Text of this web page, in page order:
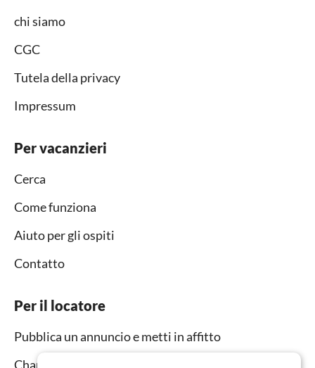
chi siamo
CGC
Tutela della privacy
Impressum
Per vacanzieri
Cerca
Come funziona
Aiuto per gli ospiti
Contatto
Per il locatore
Pubblica un annuncio e metti in affitto
Channel Manager